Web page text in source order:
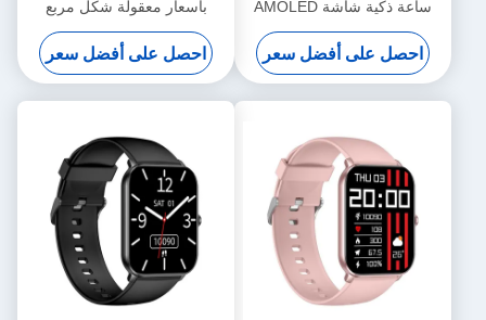
ساعة ذكية شاشة AMOLED
IP68 مقاوم للماء
احصل على أفضل سعر
بأسعار معقولة شكل مربع
ساعة ذكية أساسية IP68
مقاومة للماء
احصل على أفضل سعر